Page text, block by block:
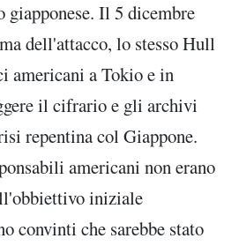
Il 5 dicembre
dell'attacco, lo stesso Hull
americani a Tokio e in
il cifrario e gli archivi
repentina col Giappone.
americani non erano
iniziale
convinti che sarebbe stato